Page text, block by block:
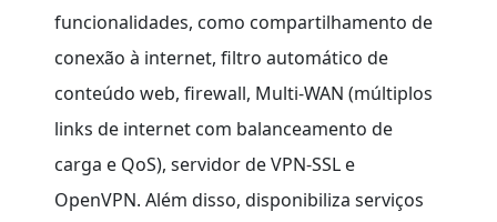
funcionalidades, como compartilhamento de
conexão à internet, filtro automático de
conteúdo web, firewall, Multi-WAN (múltiplos
links de internet com balanceamento de
carga e QoS), servidor de VPN-SSL e
OpenVPN. Além disso, disponibiliza serviços